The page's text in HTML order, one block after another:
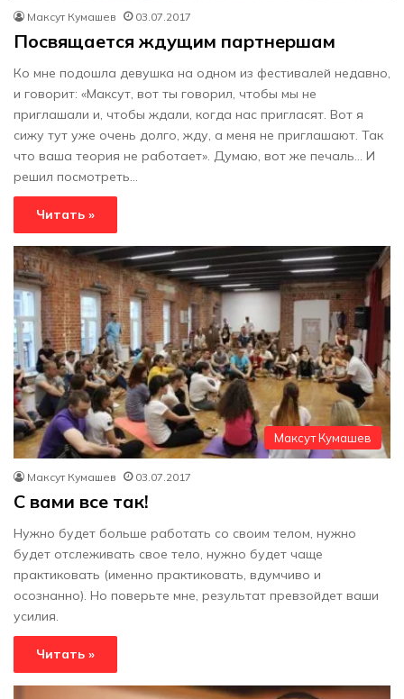
Максут Кумашев 03.07.2017
Посвящается ждущим партнершам
Ко мне подошла девушка на одном из фестивалей недавно,
и говорит: «Максут, вот ты говорил, чтобы мы не
приглашали и, чтобы ждали, когда нас пригласят. Вот я
сижу тут уже очень долго, жду, а меня не приглашают. Так
что ваша теория не работает». Думаю, вот же печаль… И
решил посмотреть…
Читать »
Максут Кумашев
Максут Кумашев 03.07.2017
С вами все так!
Нужно будет больше работать со своим телом, нужно
будет отслеживать свое тело, нужно будет чаще
практиковать (именно практиковать, вдумчиво и
осознанно). Но поверьте мне, результат превзойдет ваши
усилия.
Читать »